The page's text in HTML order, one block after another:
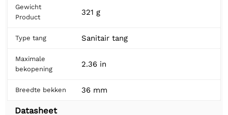
Gewicht
Product
321 g
Type tang Sanitair tang
Maximale
bekopening
2.36 in
Breedte bekken 36 mm
Datasheet